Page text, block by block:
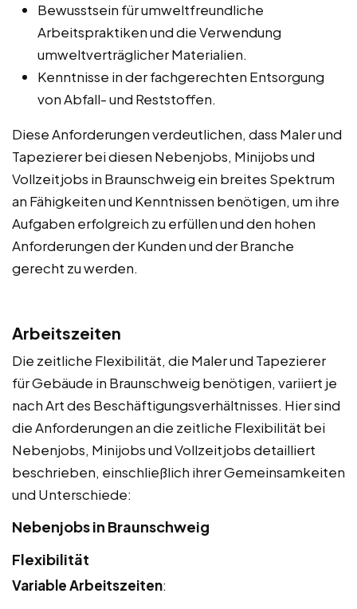
Bewusstsein für umweltfreundliche
Arbeitspraktiken und die Verwendung
umweltverträglicher Materialien.
Kenntnisse in der fachgerechten Entsorgung
von Abfall- und Reststoffen.
Diese Anforderungen verdeutlichen, dass Maler und
Tapezierer bei diesen Nebenjobs, Minijobs und
Vollzeitjobs in Braunschweig ein breites Spektrum
an Fähigkeiten und Kenntnissen benötigen, um ihre
Aufgaben erfolgreich zu erfüllen und den hohen
Anforderungen der Kunden und der Branche
gerecht zu werden.
Arbeitszeiten
Die zeitliche Flexibilität, die Maler und Tapezierer
für Gebäude in Braunschweig benötigen, variiert je
nach Art des Beschäftigungsverhältnisses. Hier sind
die Anforderungen an die zeitliche Flexibilität bei
Nebenjobs, Minijobs und Vollzeitjobs detailliert
beschrieben, einschließlich ihrer Gemeinsamkeiten
und Unterschiede:
Nebenjobs in Braunschweig
Flexibilität
Variable Arbeitszeiten: